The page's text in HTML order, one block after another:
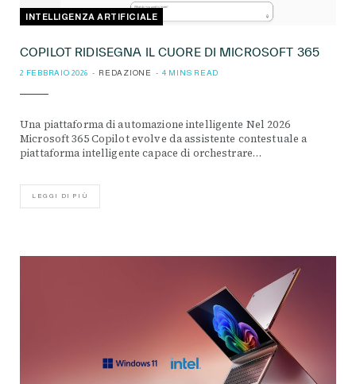
INTELLIGENZA ARTIFICIALE
COPILOT RIDISEGNA IL CUORE DI MICROSOFT 365
2 FEBBRAIO 2026 REDAZIONE 4 MINS READ
Una piattaforma di automazione intelligente Nel 2026
Microsoft 365 Copilot evolve da assistente contestuale a
piattaforma intelligente capace di orchestrare…
LEGGI DI PIÙ